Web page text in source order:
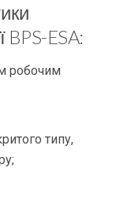
BPS-ESA:
робочим
типу,